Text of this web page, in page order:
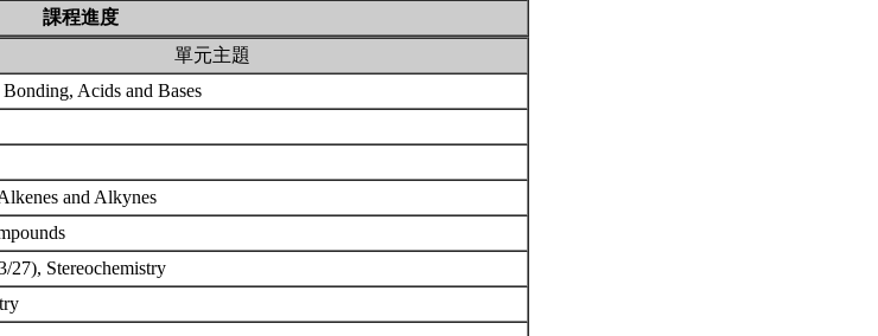
課程進度
單元主題
Bonding, Acids and Bases
and Alkynes
27), Stereochemistry